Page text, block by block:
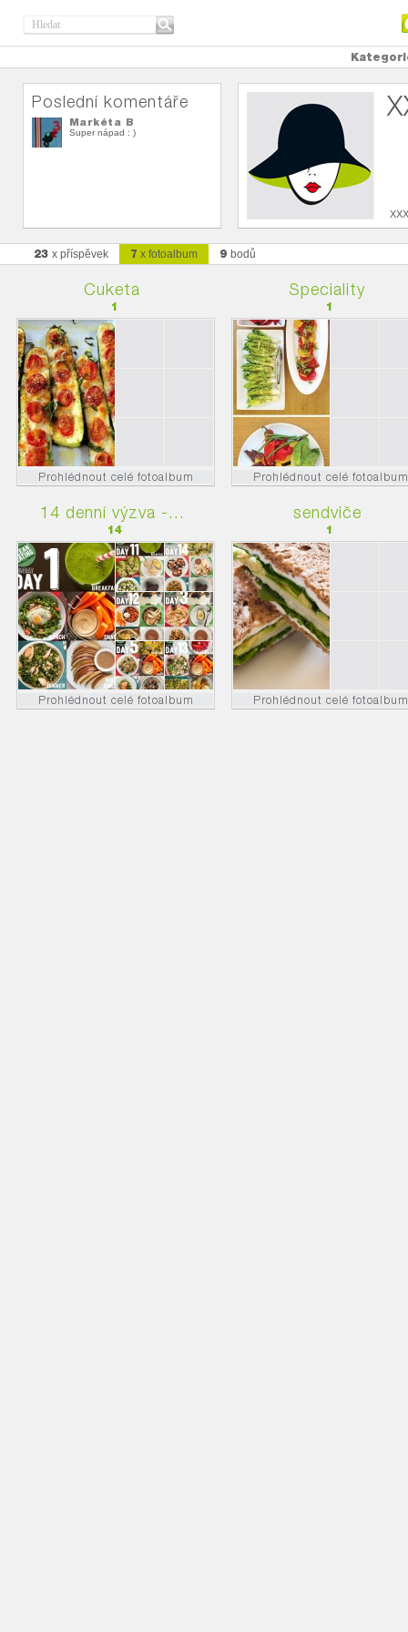
Poslední komentáře
Markéta B
Super nápad : )
23 x příspěvek 7 x fotoalbum 9 bodů
Cuketa
1
Prohlédnout celé fotoalbum
Speciality
1
Prohlédnout celé fotoalbum
14 denní výzva -...
14
Prohlédnout celé fotoalbum
sendviče
1
Prohlédnout celé fotoalbum